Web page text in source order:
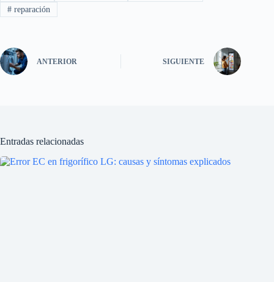
#reparación
ANTERIOR SIGUIENTE
Entradas relacionadas